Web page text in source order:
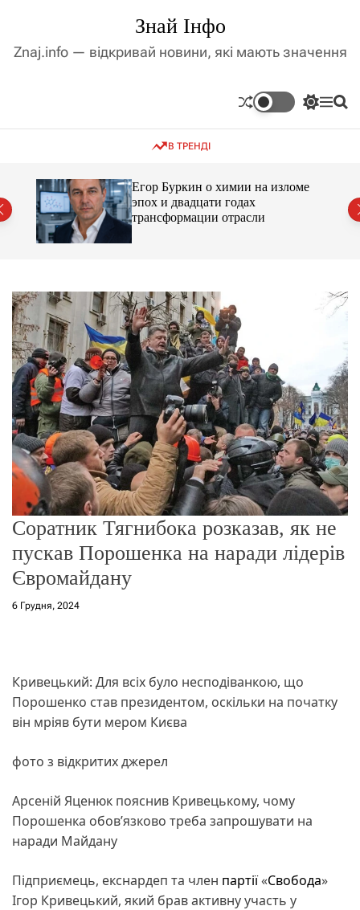
д
і
с
Знай Інфо
Znaj.info — відкривай новини, які мають значення
П
к
р
е
ж
и
м
у
М П
В ТРЕНДІ
Егор Буркин о химии на изломе
эпох и двадцати годах
трансформации отрасли
Соратник Тягнибока розказав, як не
пускав Порошенка на наради лідерів
Євромайдану
6 Грудня, 2024
Кривецький: Для всіх було несподіванкою, що
Порошенко став президентом, оскільки на початку
він мріяв бути мером Києва
фото з відкритих джерел
Арсеній Яценюк пояснив Кривецькому, чому
Порошенка обовʼязково треба запрошувати на
наради Майдану
Підприємець, екснардеп та член партії«Свобода»
Ігор Кривецький, який брав активну участь у